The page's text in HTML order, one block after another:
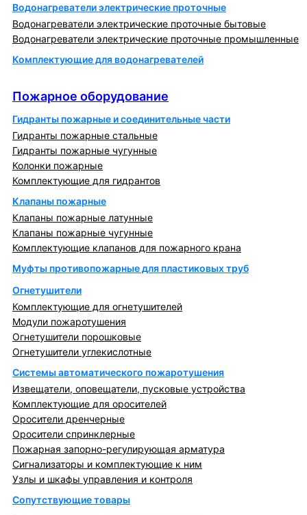
Водонагреватели электрические проточные
Водонагреватели электрические проточные бытовые
Водонагреватели электрические проточные промышленные
Комплектующие для водонагревателей
Пожарное оборудование
Гидранты пожарные и соединительные части
Гидранты пожарные стальные
Гидранты пожарные чугунные
Колонки пожарные
Комплектующие для гидрантов
Клапаны пожарные
Клапаны пожарные латунные
Клапаны пожарные чугунные
Комплектующие клапанов для пожарного крана
Муфты противопожарные для пластиковых труб
Огнетушители
Комплектующие для огнетушителей
Модули пожаротушения
Огнетушители порошковые
Огнетушители углекислотные
Системы автоматического пожаротушения
Извещатели, оповещатели, пусковые устройства
Комплектующие для оросителей
Оросители дренчерные
Оросители спринклерные
Пожарная запорно-регулирующая арматура
Сигнализаторы и комплектующие к ним
Узлы и шкафы управления и контроля
Сопутствующие товары